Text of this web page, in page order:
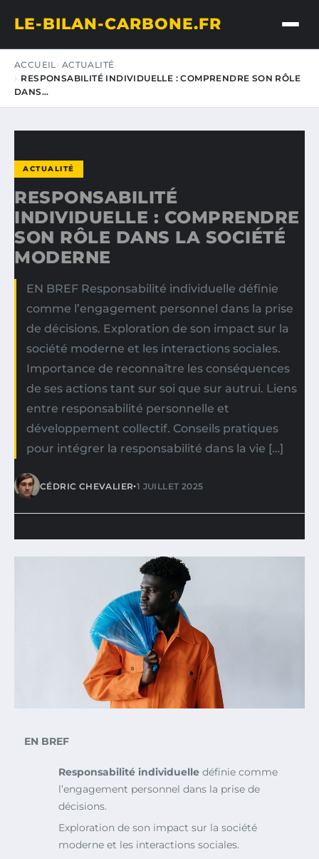
LE-BILAN-CARBONE.FR
ACCUEIL ACTUALITÉ
RESPONSABILITÉ INDIVIDUELLE : COMPRENDRE SON RÔLE
DANS…
ACTUALITÉ
RESPONSABILITÉ
INDIVIDUELLE : COMPRENDRE
SON RÔLE DANS LA SOCIÉTÉ
MODERNE
EN BREF Responsabilité individuelle définie
comme l’engagement personnel dans la prise
de décisions. Exploration de son impact sur la
société moderne et les interactions sociales.
Importance de reconnaître les conséquences
de ses actions tant sur soi que sur autrui. Liens
entre responsabilité personnelle et
développement collectif. Conseils pratiques
pour intégrer la responsabilité dans la vie […]
CÉDRIC CHEVALIER•1 JUILLET 2025
EN BREF
Responsabilité individuelle définie comme
l’engagement personnel dans la prise de
décisions.
Exploration de son impact sur la société
moderne et les interactions sociales.